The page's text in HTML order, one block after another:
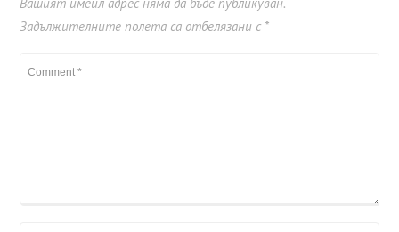
Задължителните полета са отбелязани с *